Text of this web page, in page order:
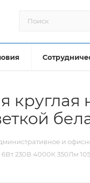
и
230В 4000К 350Лм